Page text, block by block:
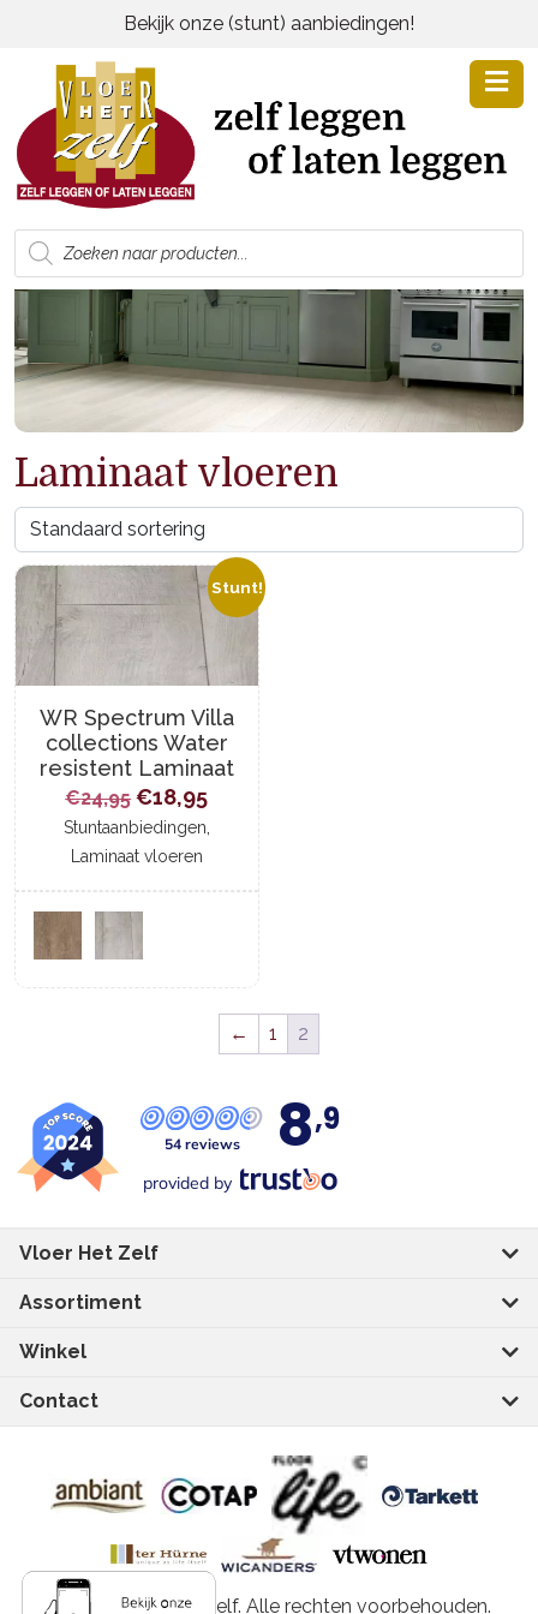
Bekijk onze (stunt) aanbiedingen!
Producten
zoeken
Laminaat vloeren
Stunt!
WR Spectrum Villa
collections Water
resistent Laminaat
€24,95Oorspronkelijke
prijs
was:
€24,95.
€18,95Huidige
prijs
€18,95.
Stuntaanbiedingen,
Laminaat vloeren
← 1 2
54 reviews 8,9
provided by
Vloer Het Zelf
Assortiment
Winkel
Contact
© 2026 Vloer het Zelf. Alle rechten voorbehouden.